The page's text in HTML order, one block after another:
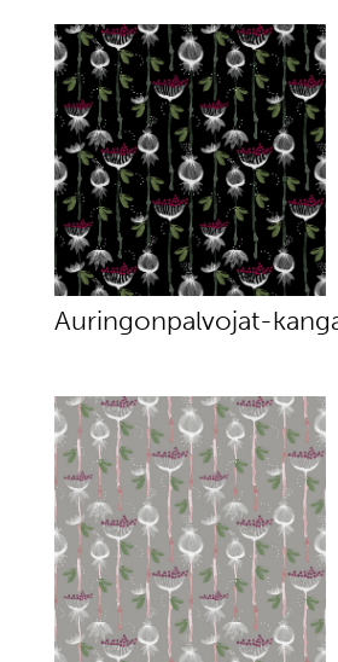
Auringonpalvojat-